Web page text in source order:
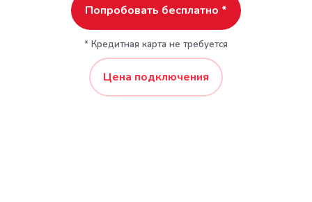
Попробовать бесплатно *
* Кредитная карта не требуется
Цена подключения